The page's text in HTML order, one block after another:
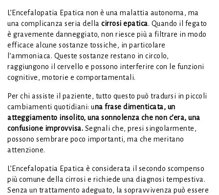
L’Encefalopatia Epatica non è una malattia autonoma, ma
una complicanza seria della cirrosi epatica. Quando il fegato
è gravemente danneggiato, non riesce più a filtrare in modo
efficace alcune sostanze tossiche, in particolare
l’ammoniaca. Queste sostanze restano in circolo,
raggiungono il cervello e possono interferire con le funzioni
cognitive, motorie e comportamentali.
Per chi assiste il paziente, tutto questo può tradursi in piccoli
cambiamenti quotidiani: una frase dimenticata, un
atteggiamento insolito, una sonnolenza che non c’era, una
confusione improvvisa. Segnali che, presi singolarmente,
possono sembrare poco importanti, ma che meritano
attenzione.
L’Encefalopatia Epatica è considerata il secondo scompenso
più comune della cirrosi e richiede una diagnosi tempestiva.
Senza un trattamento adeguato, la sopravvivenza può essere